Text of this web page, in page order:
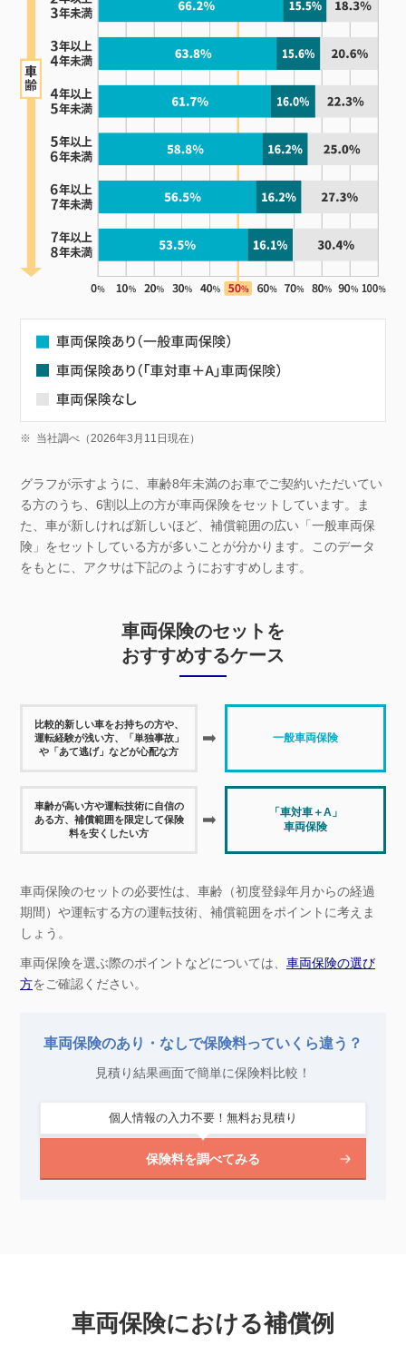
※ 当社調べ（2026年3月11日現在）
グラフが示すように、車齢8年未満のお車でご契約いただいてい
る方のうち、6割以上の方が車両保険をセットしています。ま
た、車が新しければ新しいほど、補償範囲の広い「一般車両保
険」をセットしている方が多いことが分かります。このデータ
をもとに、アクサは下記のようにおすすめします。
車両保険のセットを
おすすめするケース
比較的新しい車をお持ちの方や、
運転経験が浅い方、
「単独事故」
や「あて逃げ」などが心配な方
一般車両保険
車齢が高い方や運転技術に自信の
ある方、 補償範囲を限定して保険
料を安くしたい方
「車対車＋A」
車両保険
車両保険のセットの必要性は、車齢（初度登録年月からの経過
期間）や運転する方の運転技術、補償範囲をポイントに考えま
しょう。
車両保険を選ぶ際のポイントなどについては、 車両保険の選び
方をご確認ください。
車両保険のあり・なしで保険料っていくら違う？
見積り結果画面で簡単に保険料比較！
保険料を調べてみる
個人情報の入力不要！無料お見積り
車両保険における補償例